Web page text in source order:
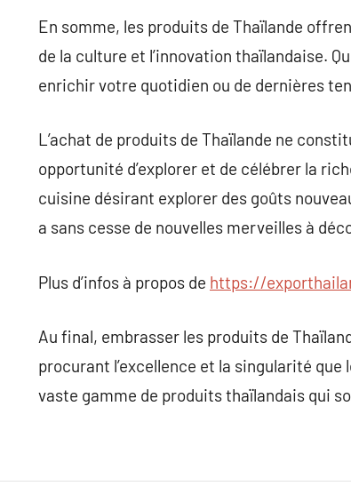
En somme, les produits de Thaïlande
de la culture et l’innovation thaïlandaise.
enrichir votre quotidien ou de dernières
L’achat de produits de Thaïlande ne
opportunité d’explorer et de célébrer la
cuisine désirant explorer des goûts
a sans cesse de nouvelles merveilles à
Plus d’infos à propos de https://
Au final, embrasser les produits de
procurant l’excellence et la singularité
vaste gamme de produits thaïlandais qui